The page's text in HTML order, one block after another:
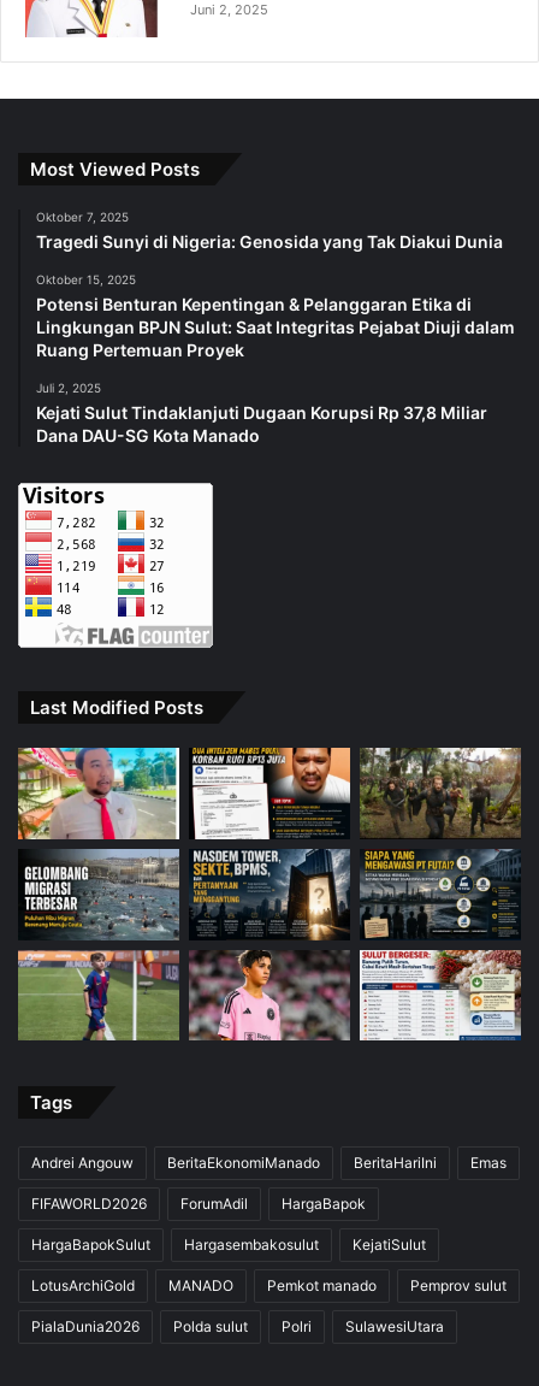
Juni 2, 2025
Most Viewed Posts
Oktober 7, 2025
Tragedi Sunyi di Nigeria: Genosida yang Tak Diakui Dunia
Oktober 15, 2025
Potensi Benturan Kepentingan & Pelanggaran Etika di
Lingkungan BPJN Sulut: Saat Integritas Pejabat Diuji dalam
Ruang Pertemuan Proyek
Juli 2, 2025
Kejati Sulut Tindaklanjuti Dugaan Korupsi Rp 37,8 Miliar
Dana DAU-SG Kota Manado
Last Modified Posts
Tags
Andrei Angouw BeritaEkonomiManado BeritaHariIni Emas
FIFAWORLD2026 ForumAdil HargaBapok
HargaBapokSulut Hargasembakosulut KejatiSulut
LotusArchiGold MANADO Pemkot manado Pemprov sulut
PialaDunia2026 Polda sulut Polri SulawesiUtara